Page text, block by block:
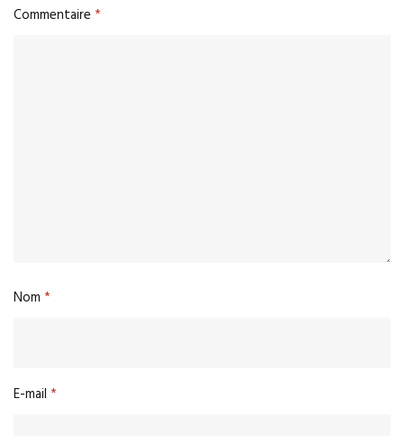
Commentaire *
Nom *
E-mail *